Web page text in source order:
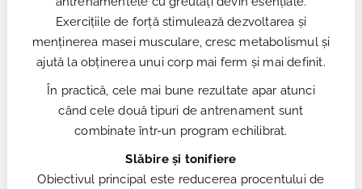
Exercițiile de forță stimulează dezvoltarea și
menținerea masei musculare, cresc metabolismul și
ajută la obținerea unui corp mai ferm și mai definit.
În practică, cele mai bune rezultate apar atunci
când cele două tipuri de antrenament sunt
combinate într-un program echilibrat.
Slăbire și tonifiere
Obiectivul principal este reducerea procentului de